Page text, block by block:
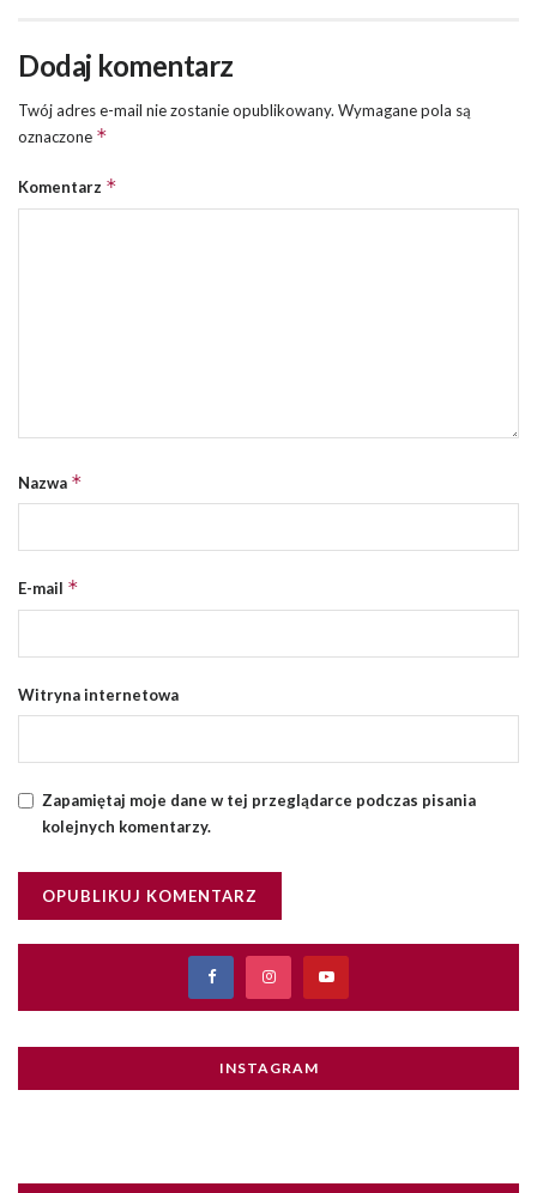
Dodaj komentarz
Twój adres e-mail nie zostanie opublikowany. Wymagane pola są
oznaczone *
Komentarz *
Nazwa *
E-mail *
Witryna internetowa
Zapamiętaj moje dane w tej przeglądarce podczas pisania
kolejnych komentarzy.
INSTAGRAM